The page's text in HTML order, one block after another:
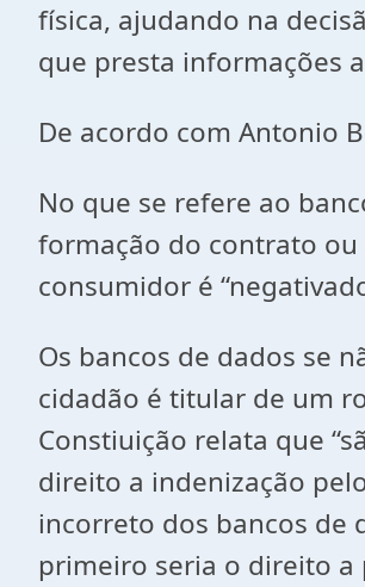
física, ajudando na
que presta informações
De acordo com Antonio
No que se refere ao
formação do contrato
consumidor é
Os bancos de dados se
cidadão é titular de um
Constiuição relata que
direito a indenização
incorreto dos bancos de
primeiro seria o direito a